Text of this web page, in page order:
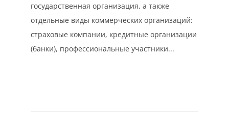
государственная организация, а также
отдельные виды коммерческих организаций:
страховые компании, кредитные организации
(банки), профессиональные участники...